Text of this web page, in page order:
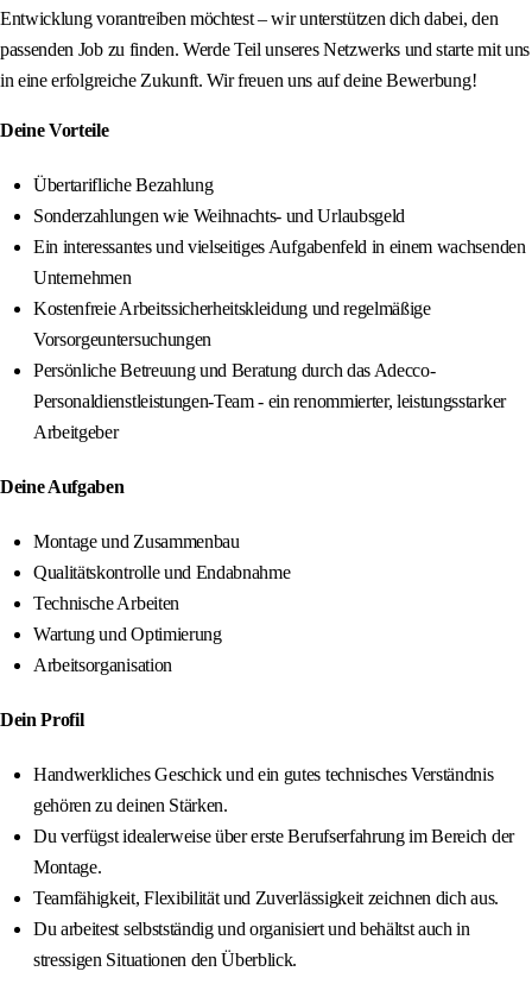
Entwicklung vorantreiben möchtest – wir unterstützen dich dabei, den
passenden Job zu finden. Werde Teil unseres Netzwerks und starte mit uns
in eine erfolgreiche Zukunft. Wir freuen uns auf deine Bewerbung!
Deine Vorteile
Übertarifliche Bezahlung
Sonderzahlungen wie Weihnachts- und Urlaubsgeld
Ein interessantes und vielseitiges Aufgabenfeld in einem wachsenden
Unternehmen
Kostenfreie Arbeitssicherheitskleidung und regelmäßige
Vorsorgeuntersuchungen
Persönliche Betreuung und Beratung durch das Adecco-
Personaldienstleistungen-Team - ein renommierter, leistungsstarker
Arbeitgeber
Deine Aufgaben
Montage und Zusammenbau
Qualitätskontrolle und Endabnahme
Technische Arbeiten
Wartung und Optimierung
Arbeitsorganisation
Dein Profil
Handwerkliches Geschick und ein gutes technisches Verständnis
gehören zu deinen Stärken.
Du verfügst idealerweise über erste Berufserfahrung im Bereich der
Montage.
Teamfähigkeit, Flexibilität und Zuverlässigkeit zeichnen dich aus.
Du arbeitest selbstständig und organisiert und behältst auch in
stressigen Situationen den Überblick.